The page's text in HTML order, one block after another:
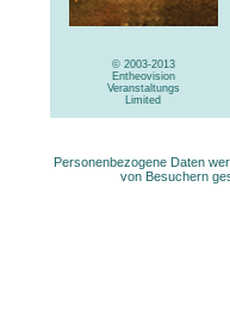
© 2003-2013
Entheovision
Veranstaltungs
Limited
Personenbezogene Daten
von Besuchern